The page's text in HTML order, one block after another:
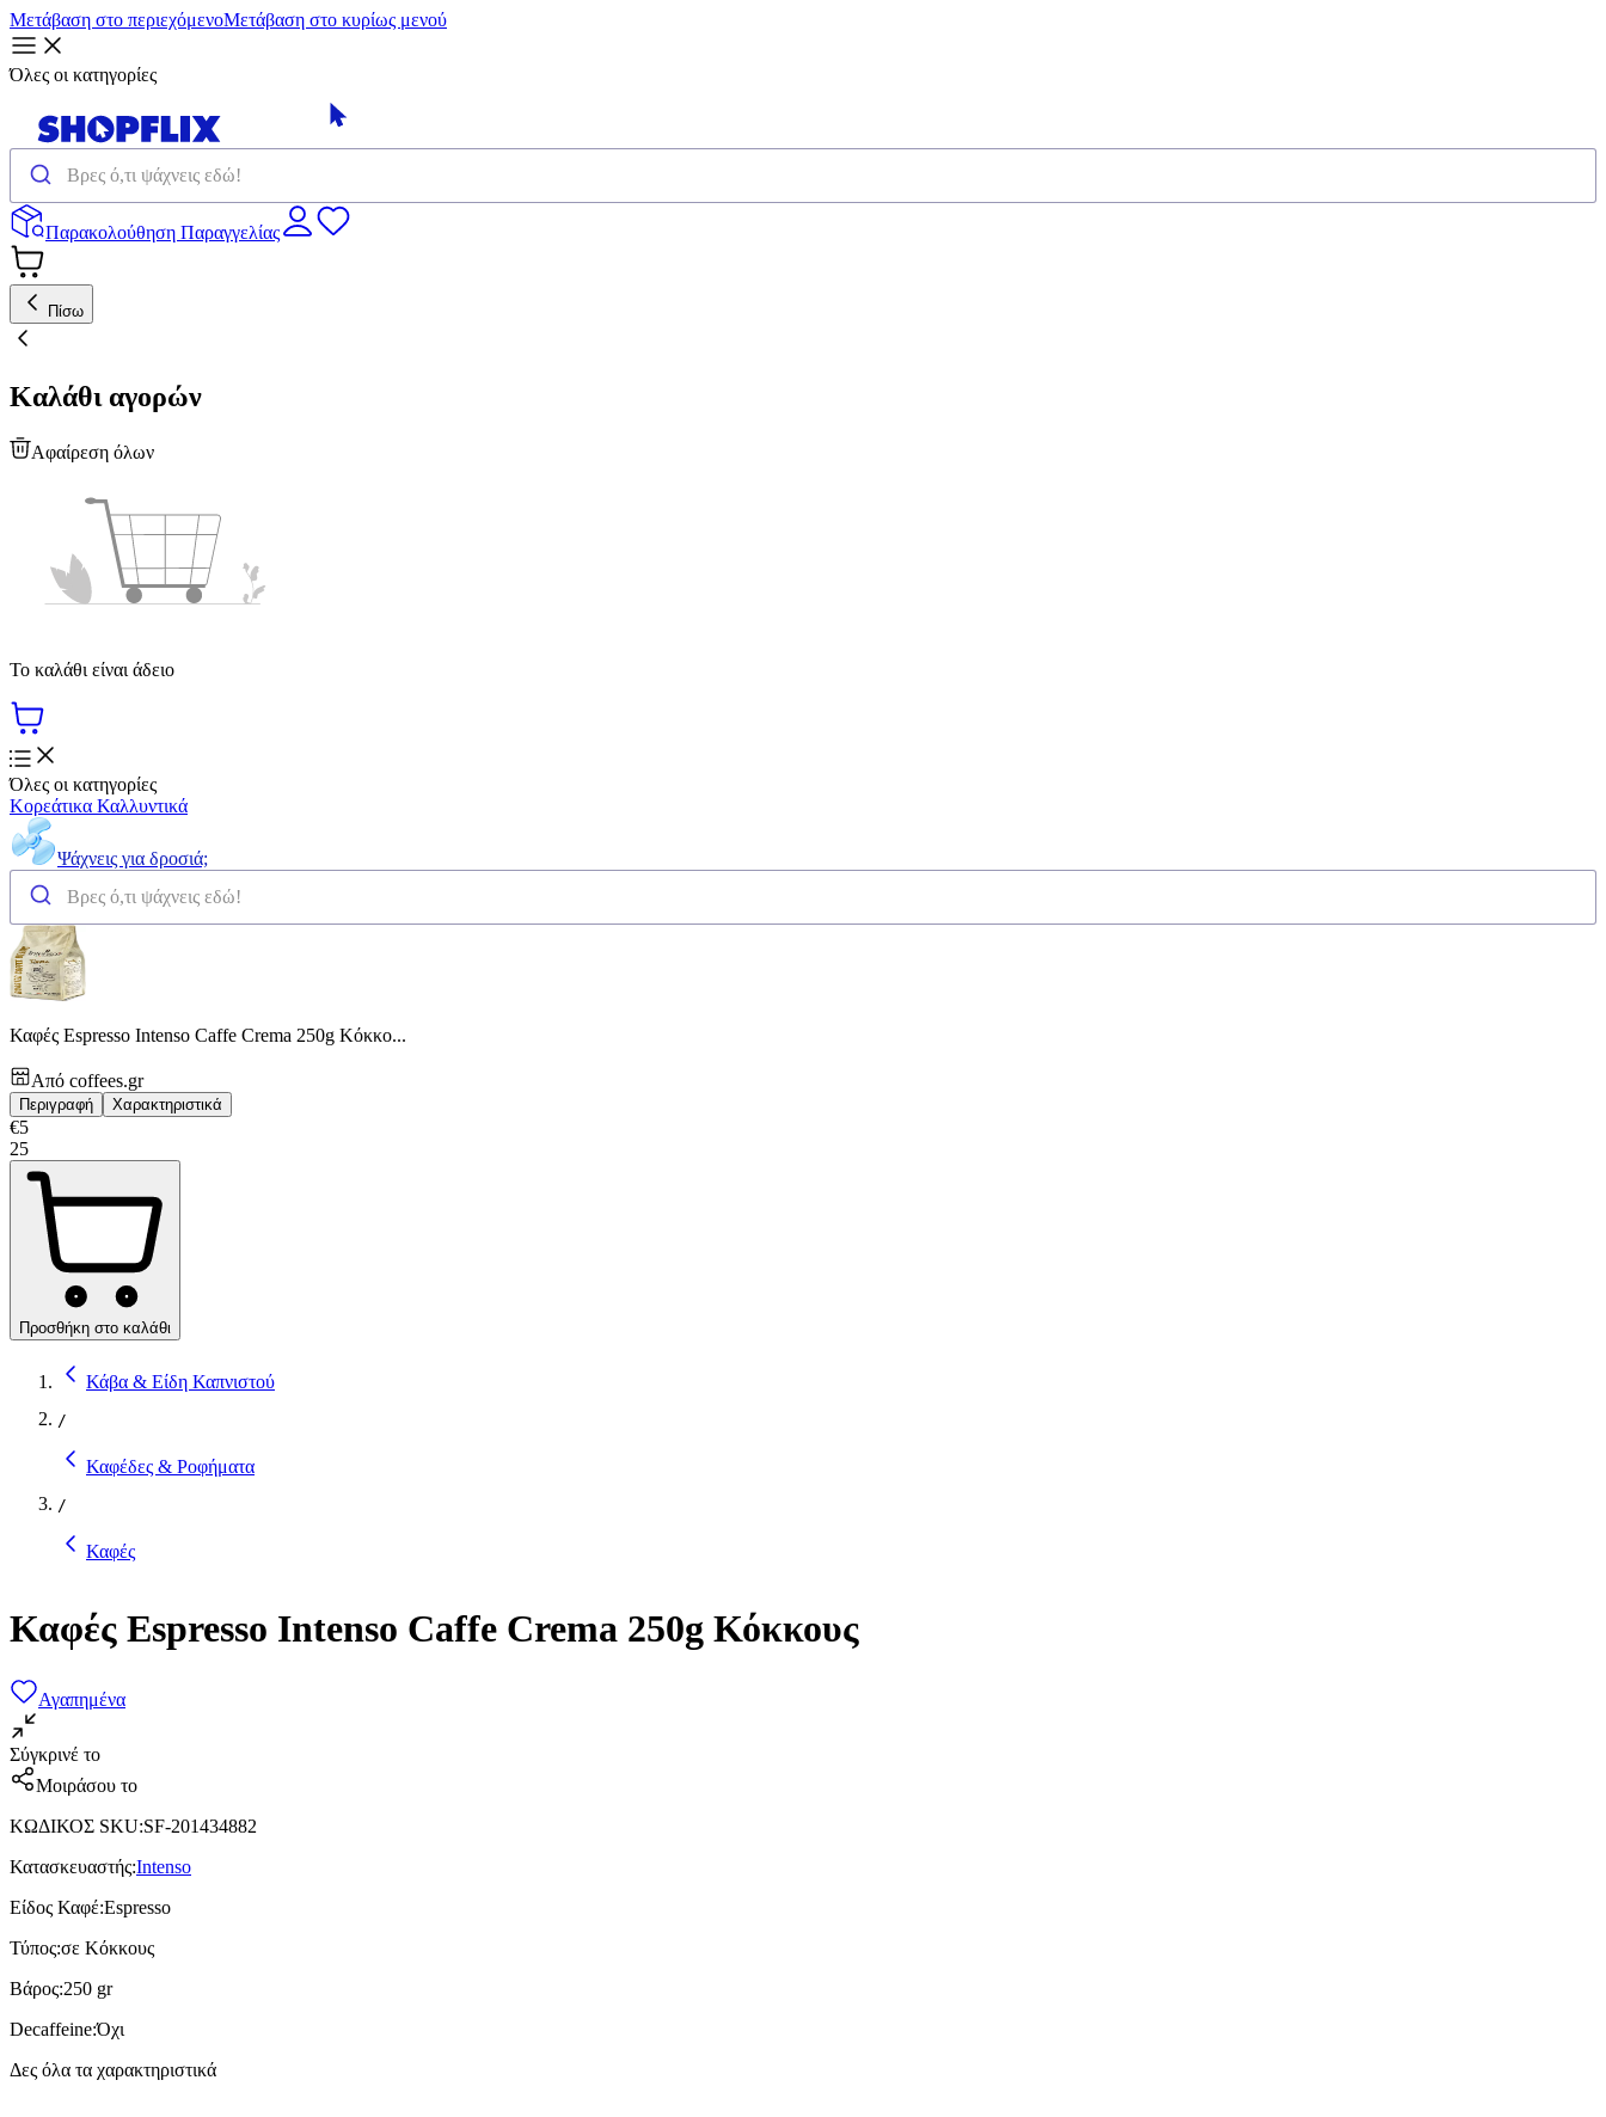
Μετάβαση στο περιεχόμενοΜετάβαση στο κυρίως μενού
Όλες οι κατηγορίες
Παρακολούθηση Παραγγελίας
Πίσω
Καλάθι αγορών
Αφαίρεση όλων
Το καλάθι είναι άδειο
Όλες οι κατηγορίες
Κορεάτικα Καλλυντικά
Ψάχνεις για δροσιά;
Καφές Espresso Intenso Caffe Crema 250g Κόκκο...
Από coffees.gr
Περιγραφή Χαρακτηριστικά
€5
25
Προσθήκη στο καλάθι
Κάβα & Είδη Καπνιστού
/
Καφέδες & Ροφήματα
/
Καφές
Καφές Espresso Intenso Caffe Crema 250g Κόκκους
Αγαπημένα
Σύγκρινέ το
Μοιράσου το
ΚΩΔΙΚΟΣ SKU:SF-201434882
Κατασκευαστής:Intenso
Είδος Καφέ:Espresso
Τύπος:σε Κόκκους
Βάρος:250 gr
Decaffeine:Όχι
Δες όλα τα χαρακτηριστικά